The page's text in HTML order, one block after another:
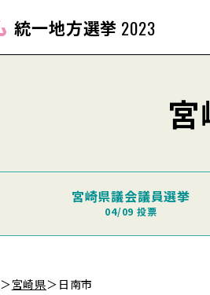
統一地方選挙 2023
宮崎県議会議員選挙
04/09 投票
＞宮崎県＞ 日南市